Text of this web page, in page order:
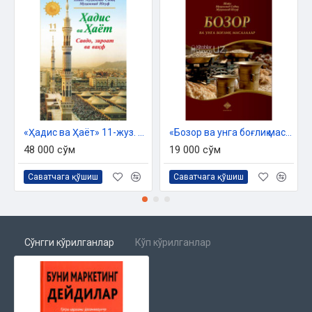
Маркетинг инсонларни ҳикоялар, алоқалар ва тажриба орқали
ўзгартиради
Энг кичик самарали бозор
"Яхшироқ"ни излаб
Товарлардан ташқари
8-боб
Энг кичик самарали бозорни қидириш
48 000 сўм
Саватчага қўшиш
19 000 сўм
Саватчага қўшиш
Сўнгги кўрилганлар Кўп кўрилганлар